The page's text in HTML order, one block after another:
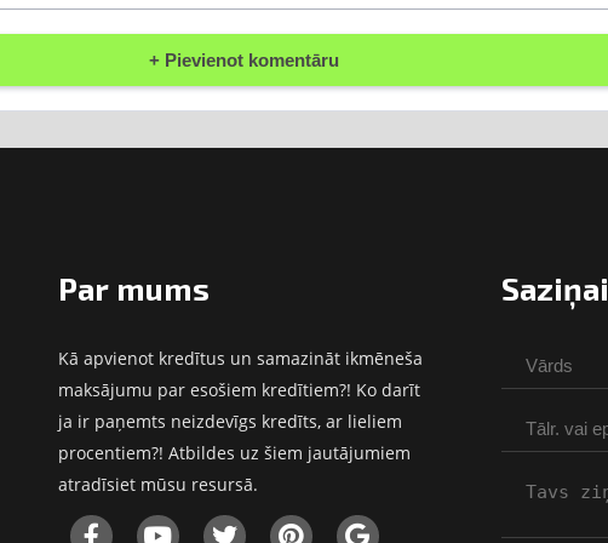
Par mums
Kā apvienot kredītus un samazināt ikmēneša
maksājumu par esošiem kredītiem?! Ko darīt
ja ir paņemts neizdevīgs kredīts, ar lieliem
procentiem?! Atbildes uz šiem jautājumiem
atradīsiet mūsu resursā.
Saziņai